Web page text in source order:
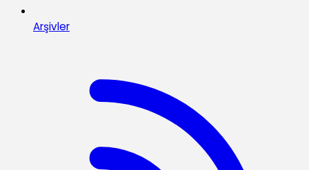
Arşivler